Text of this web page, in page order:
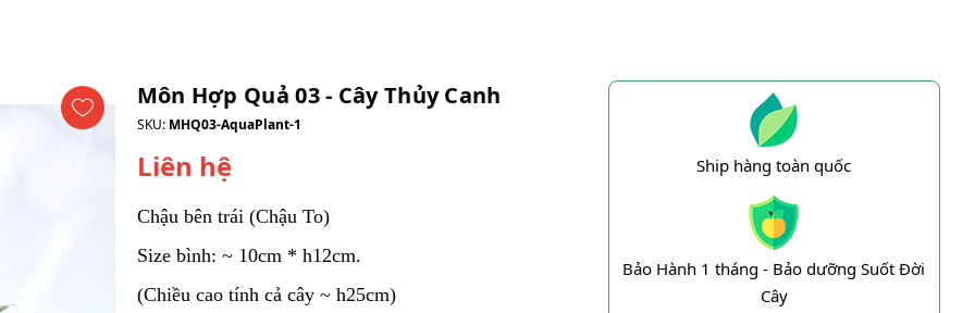
Môn Hợp Quả 03 - Cây Thủy Canh
SKU: MHQ03-AquaPlant-1
Liên hệ
Chậu bên trái (Chậu To)
Size bình: ~ 10cm * h12cm.
(Chiều cao tính cả cây ~ h25cm)
Ship hàng toàn quốc
Bảo Hành 1 tháng - Bảo dưỡng Suốt Đời
Cây